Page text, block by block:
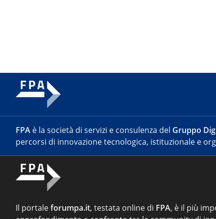
FPA è la società di servizi e consulenza del Gruppo
percorsi di innovazione tecnologica, istituzionale e
Il portaleforumpa.it, testata online di FPA, è il più